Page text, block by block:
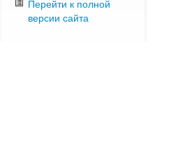
Перейти к полной
версии сайта